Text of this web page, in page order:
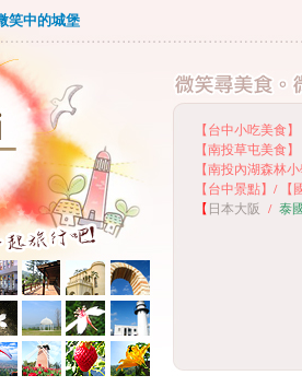
笑中的城堡
【台中小吃美食】
【南投草屯美食】
【南投內湖森林
【台中景點】 /
【日本大阪 / 泰